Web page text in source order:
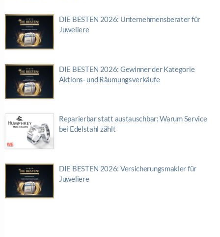
DIE BESTEN 2026: Unternehmensberater für
Juweliere
DIE BESTEN 2026: Gewinner der Kategorie
Aktions- und Räumungsverkäufe
Reparierbar statt austauschbar: Warum Service
bei Edelstahl zählt
DIE BESTEN 2026: Versicherungsmakler für
Juweliere